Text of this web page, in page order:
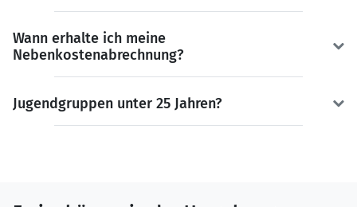
Wann erhalte ich meine
Nebenkostenabrechnung?
Jugendgruppen unter 25 Jahren?